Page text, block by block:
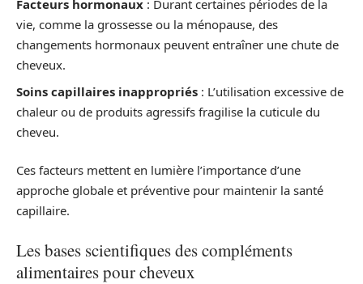
Facteurs hormonaux : Durant certaines périodes de la
vie, comme la grossesse ou la ménopause, des
changements hormonaux peuvent entraîner une chute de
cheveux.
Soins capillaires inappropriés : L’utilisation excessive de
chaleur ou de produits agressifs fragilise la cuticule du
cheveu.
Ces facteurs mettent en lumière l’importance d’une
approche globale et préventive pour maintenir la santé
capillaire.
Les bases scientifiques des compléments
alimentaires pour cheveux